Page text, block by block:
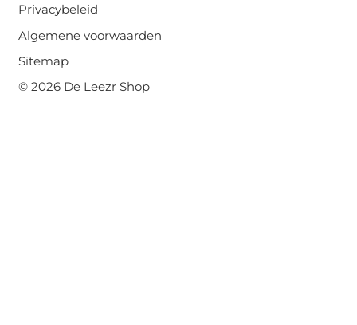
Privacybeleid
Algemene voorwaarden
Sitemap
© 2026 De Leezr Shop